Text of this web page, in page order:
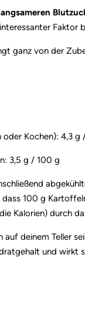
Faktor
ganz von der
Kochen): 4,3 g
3,5 g / 100 g
100 g
Kalorien) durch
deinem Teller
und